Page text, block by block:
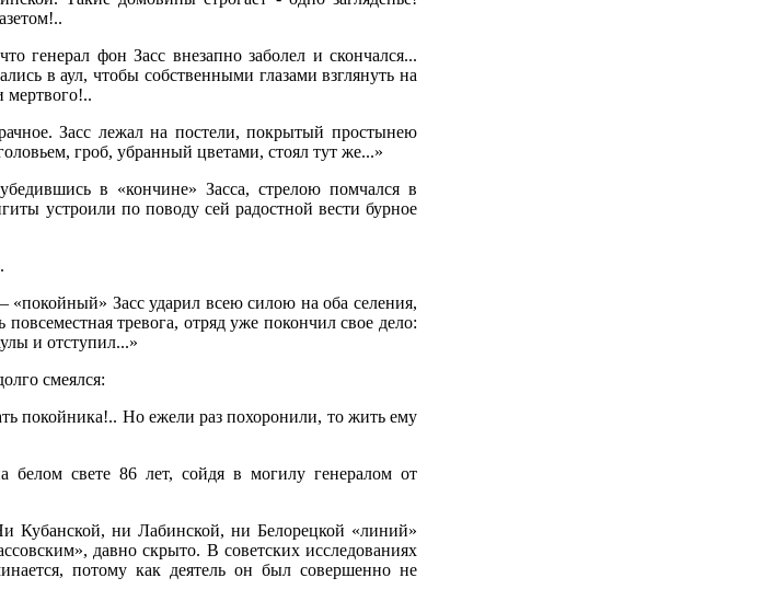
генерал фон Засс внезапно заболел и скончался...
в аул, чтобы собственными глазами взглянуть на
мертвого!..
Засс лежал на постели, покрытый простынею
гроб, убранный цветами, стоял тут же...»
в «кончине» Засса, стрелою помчался в
устроили по поводу сей радостной вести бурное
Засс ударил всею силою на оба селения,
тревога, отряд уже покончил свое дело:
и отступил...»
смеялся:
покойника!.. Но ежели раз похоронили, то жить ему
свете 86 лет, сойдя в могилу генералом от
Кубанской, ни Лабинской, ни Белорецкой «линий»
давно скрыто. В советских исследованиях
потому как деятель он был совершенно не